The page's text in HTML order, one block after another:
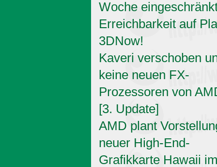
Woche
Erreichbarkeit auf
3DNow!
Kaveri verschoben
keine neuen FX-
Prozessoren von
[3. Update]
AMD plant
neuer High-End-
Grafikkarte Hawaii